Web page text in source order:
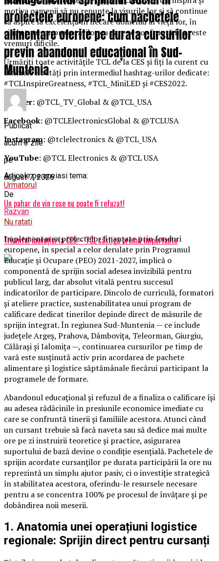
motiva oamenii să nu renunțe la visurile lor și să continue
să aspire la excelență în fiecare domeniu al vieții lor, în
ciuda tuturor provocărilor cu care se confruntă în aceste
vremuri dificile.
Urmăriți toate activitățile TCL de la CES și fiți la curent cu
ultimele noutăți prin intermediul hashtag-urilor dedicate:
#TCLInspireGreatness, #TCL_MiniLED și #CES2022.
Twitter: @TCL_TV_Global & @TCL_USA
Facebook: @TCLElectronicsGlobal & @TCLUSA
Instagram: @tclelectronics & @TCL_USA
YouTube: @TCL Electronics & @TCL USA
Articole pe aceiasi tema:
Urmatorul
Un pahar de vin rose nu poate fi refuzat!
Nu ratati
Triumful inovației la CES – TCL câștigă premii importante
proiectele europene: Cum pachetele
alimentare oferite pe durata cursurilor
previn abandonul educațional în Sud-
Muntenia
Publicat
acum 3 zile
pe
august 7, 2026
De
Razvan
Implementarea proiectelor finanțate prin fonduri
europene, în special a celor derulate prin Programul
Educație și Ocupare (PEO) 2021-2027, implică o
componentă de sprijin social adesea invizibilă pentru
publicul larg, dar absolut vitală pentru succesul
indicatorilor de participare. Dincolo de curriculă, formatori
și ateliere practice, sustenabilitatea unui program de
calificare dedicat tinerilor depinde direct de măsurile de
sprijin integrat. În regiunea Sud-Muntenia — ce include
județele Argeș, Prahova, Dâmbovița, Teleorman, Giurgiu,
Călărași și Ialomița —, continuarea cursurilor pe timp de
vară este susținută activ prin acordarea de pachete
alimentare și logistice săptămânale fiecărui participant la
programele de formare.
Abandonul educațional și refuzul de a finaliza o calificare își
au adesea rădăcinile în presiunile economice imediate cu
care se confruntă tinerii și familiile acestora. Atunci când
un cursant trebuie să facă naveta sau să dedice mai multe
ore pe zi instruirii teoretice și practice, asigurarea
suportului de bază devine o condiție esențială. Pachetele de
sprijin acordate cursanților pe durata participării la ore nu
reprezintă un simplu ajutor pasiv, ci o investiție strategică
în stabilitatea acestora, oferindu-le resursele necesare
pentru a se concentra 100% pe procesul de învățare și pe
dobândirea noii meserii.
1. Anatomia unei operațiuni logistice
regionale: Sprijin direct pentru cursanți